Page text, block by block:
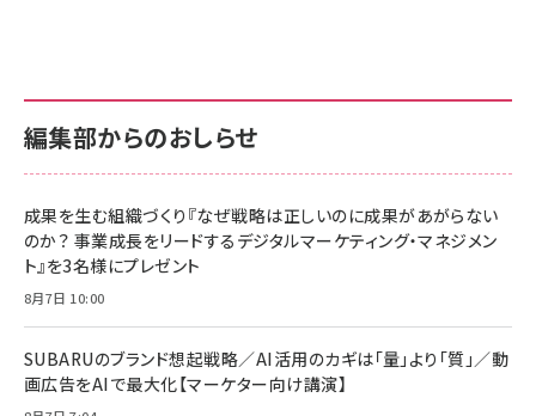
￥880
anan(アンアン)2026/06/24号 No.2500増刊
スペシャルエディション[王道エンタメの矜持／
￥1,100
anan(アンアン)2026/07/08号 No.2502[2026
￥880
ママ投資家が育休中に１億貯めた株式投資
サポート正規品 メーカー保証5年 KLMEA128G
NIMASO ガラスフィルム iPhone 17 用 保護フィ
すい ガイド枠付き いPhone17 (6.3インチ) 対応
2枚セット DSP25F1698
￥1,599
￥6,980
サポート正規品 メーカー保証5年 KLMEA128G
Amazon eギフトカード - Amazonロゴ - クラ
￥5,000
Anker PowerLine III Flow USB-C & USB-C
Pro/Air 各種対応 (1.8m ミッドナイトブラック)
￥1,890
編集部からのおしらせ
成果を生む組織づくり『なぜ戦略は正しいのに成果があがらない
のか？ 事業成長をリードするデジタルマーケティング・マネジメン
ト』を3名様にプレゼント
8月7日 10:00
SUBARUのブランド想起戦略／AI活用のカギは「量」より「質」／動
画広告をAIで最大化【マーケター向け講演】